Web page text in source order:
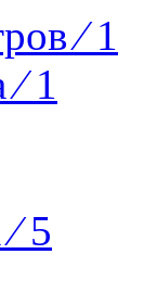
⁄ 1
1
5